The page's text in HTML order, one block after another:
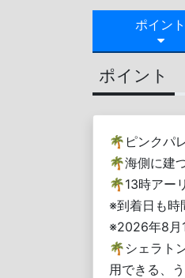
ポイント
ポイント
🌴ピンクパ
🌴海側に建
🌴13時アー
※到着日も時
※2026年8月
🌴シェラト
用できる、